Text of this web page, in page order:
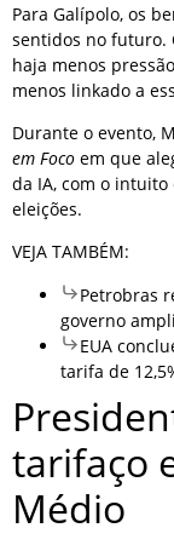
Para Galípolo, os
sentidos no futuro.
haja menos
menos linkado a
Durante o evento,
em Foco em que
da IA, com o
eleições.
VEJA TAMBÉM:
Petrobras
governo
EUA
tarifa de
tarifaço
Médio